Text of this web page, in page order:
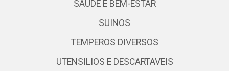
SAUDE E BEM-ESTAR
SUINOS
TEMPEROS DIVERSOS
UTENSILIOS E DESCARTAVEIS